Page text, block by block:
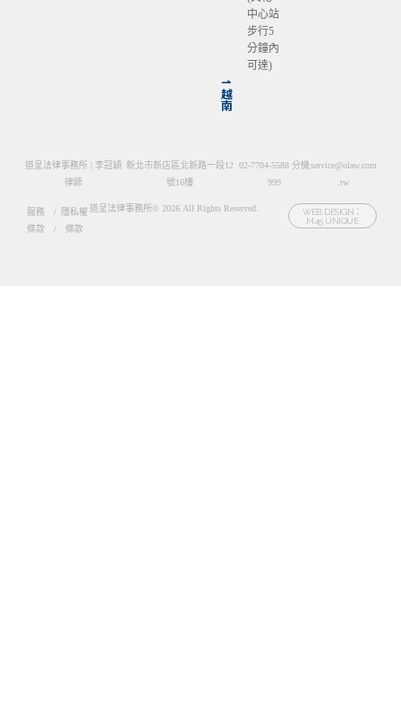
中心站
步行5
分鐘內
可達)
⇀
越
南
道呈法律事務所 | 李冠穎
律師
新北市新店區北新路一段12
號16樓
02-7704-5588 分機
999
service@olaw.com
.tw
服務
條款
/
/
隱私權
條款
道呈法律事務所© 2026 All Rights Reserved.
WEB DESIGN：
M45 UNIQUE